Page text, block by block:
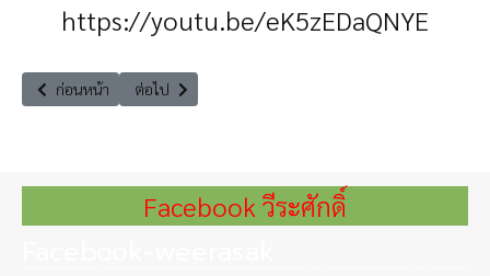
https://youtu.be/eK5zEDaQNYE
เนื้อหาก่อนหน้า: The Leader Insight ‘’กฏหมายเปิดเผยข้อมูลสารมลพิษ
ก่อนหน้า เนื้อหาถัดไป: The Leader Insight "Climate Change กับค
ต่อไป
Facebook วีระศักดิ์